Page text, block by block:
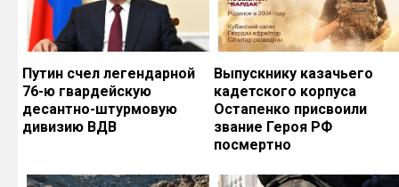
Путин счел легендарной
76-ю гвардейскую
десантно-штурмовую
дивизию ВДВ
Выпускнику казачьего
кадетского корпуса
Остапенко присвоили
звание Героя РФ
посмертно